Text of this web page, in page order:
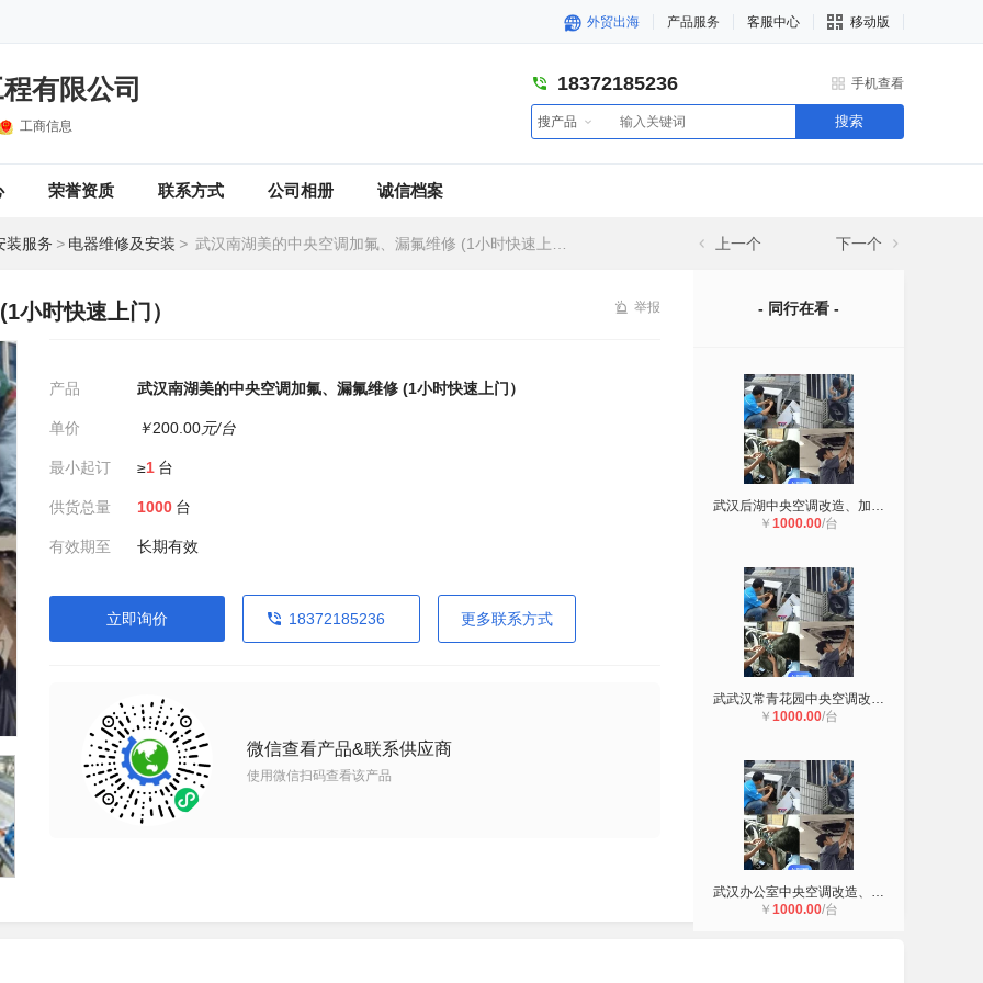
外贸出海 产品服务 客服中心 移动版
有限公司
工商信息
18372185236 手机查看
搜产品 搜索
荣誉资质 联系方式 公司相册 诚信档案
装服务 > 电器维修及安装 > 武汉南湖美的中央空调加氟、漏氟维修 (1小时快速上门） 上一个 下一个
小时快速上门） 举报
产品 武汉南湖美的中央空调加氟、漏氟维修 (1小时快速上门）
单价 ￥200.00元/台
最小起订 ≥1 台
供货总量 1000 台
有效期至 长期有效
立即询价 18372185236 更多联系方式
微信查看产品&联系供应商
使用微信扫码查看该产品
- 同行在看 -
武汉后湖中央空调改造、加装、移位
￥ 1000.00/台
武武汉常青花园中央空调改造、加装
￥ 1000.00/台
武汉办公室中央空调改造、加装、改管
￥ 1000.00/台